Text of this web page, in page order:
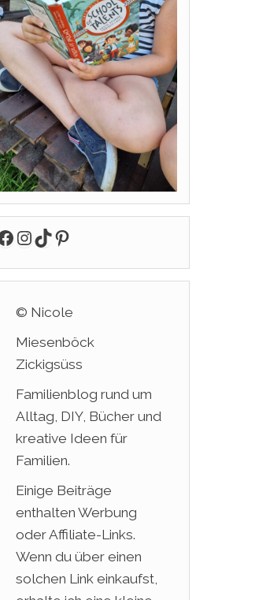
Instagram
TikTok
Pinterest
© Nicole
Miesenböck
Zickigsüss
Familienblog rund um
Alltag, DIY, Bücher und
kreative Ideen für
Familien.
Einige Beiträge
enthalten Werbung
oder Affiliate-Links.
Wenn du über einen
solchen Link einkaufst,